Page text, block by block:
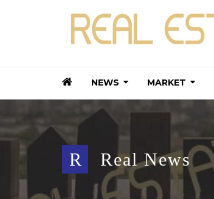
NEWS MARKET
R Real News